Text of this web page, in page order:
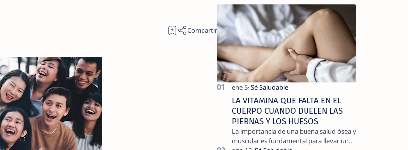
LA VITAMINA QUE FALTA EN EL
CUERPO CUANDO DUELEN LAS
PIERNAS Y LOS HUESOS
La importancia de una buena salud ósea y
muscular es fundamental para llevar una